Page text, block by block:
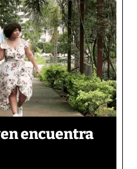
encuentra